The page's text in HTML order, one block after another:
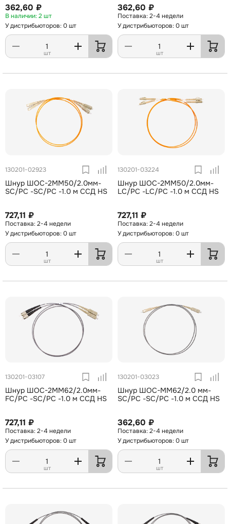
362,60 ₽
2 шт
У дистрибьюторов: 0 шт
шт
362,60 ₽
2-4 недели
У дистрибьюторов: 0 шт
шт
130201-02923
Шнур ШОС-2MM50/2.0мм-
SC/PC -SC/PC -1.0 м ССД HS
727,11 ₽
2-4 недели
У дистрибьюторов: 0 шт
шт
130201-03224
Шнур ШОС-2MM50/2.0мм-
LC/PC -LC/PC -1.0 м ССД HS
727,11 ₽
2-4 недели
У дистрибьюторов: 0 шт
шт
130201-03107
Шнур ШОС-2MM62/2.0мм-
FC/PC -SC/PC -1.0 м ССД HS
727,11 ₽
2-4 недели
У дистрибьюторов: 0 шт
шт
130201-03023
Шнур ШОС-MM62/2.0 мм-
SC/PC -SC/PC -1.0 м ССД HS
362,60 ₽
2-4 недели
У дистрибьюторов: 0 шт
шт